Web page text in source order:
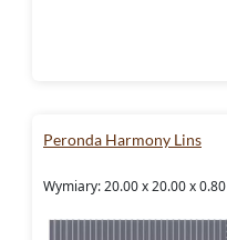
Peronda Harmony Lins
Wymiary: 20.00 x 20.00 x 0.80